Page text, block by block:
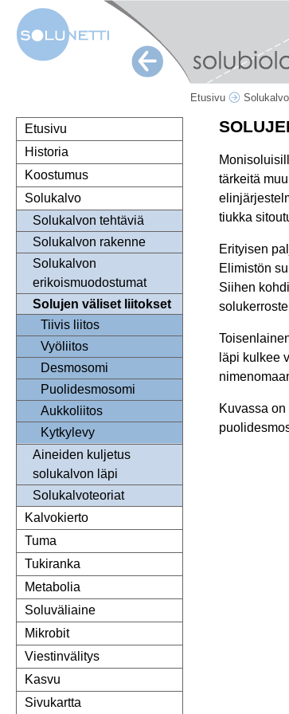
Etusivu Solukalvo
Etusivu
Historia
Koostumus
Solukalvo
Solukalvon tehtäviä
Solukalvon rakenne
Solukalvon
erikoismuodostumat
Solujen väliset liitokset
Tiivis liitos
Vyöliitos
Desmosomi
Puolidesmosomi
Aukkoliitos
Kytkylevy
Aineiden kuljetus
solukalvon läpi
Solukalvoteoriat
Kalvokierto
Tuma
Tukiranka
Metabolia
Soluväliaine
Mikrobit
Viestinvälitys
Kasvu
Sivukartta
tärkeitä
tiukka
Erityisen
Elimistön
Siihen
läpi kulkee
Kuvassa